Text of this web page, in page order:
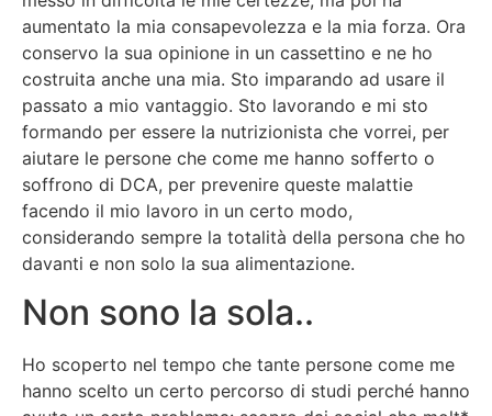
aumentato la mia consapevolezza e la mia forza. Ora
conservo la sua opinione in un cassettino e ne ho
costruita anche una mia. Sto imparando ad usare il
passato a mio vantaggio. Sto lavorando e mi sto
formando per essere la nutrizionista che vorrei, per
aiutare le persone che come me hanno sofferto o
soffrono di DCA, per prevenire queste malattie
facendo il mio lavoro in un certo modo,
considerando sempre la totalità della persona che ho
davanti e non solo la sua alimentazione.
Non sono la sola..
Ho scoperto nel tempo che tante persone come me
hanno scelto un certo percorso di studi perché hanno